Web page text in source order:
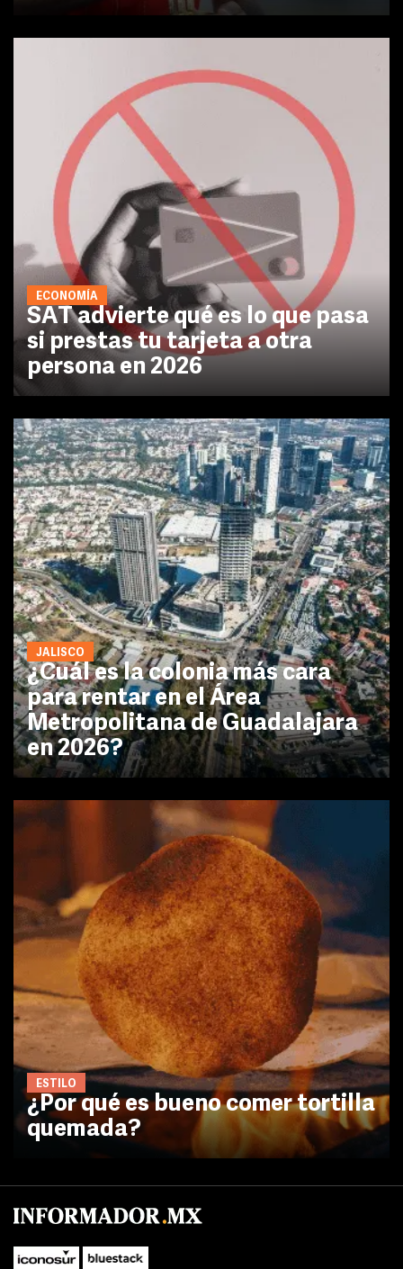
ECONOMÍA
SAT advierte qué es lo que pasa
si prestas tu tarjeta a otra
persona en 2026
JALISCO
¿Cuál es la colonia más cara
para rentar en el Área
Metropolitana de Guadalajara
en 2026?
ESTILO
¿Por qué es bueno comer tortilla
quemada?